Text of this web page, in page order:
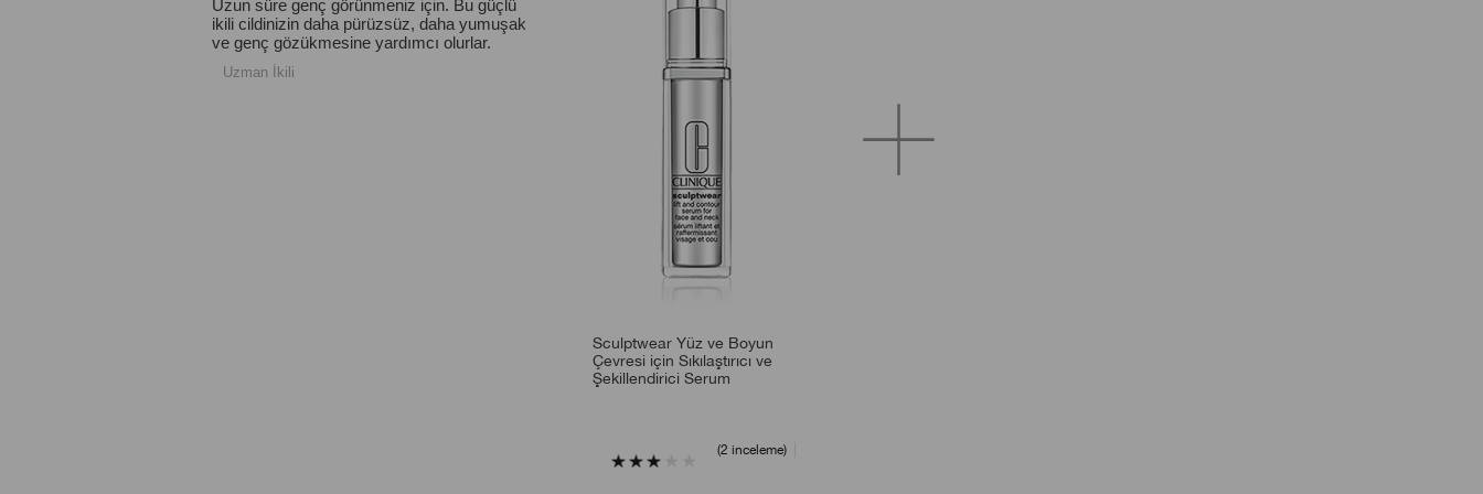
Uzun süre genç görünmeniz için. Bu güçlü
ikili cildinizin daha pürüzsüz, daha yumuşak
ve genç gözükmesine yardımcı olurlar.
Uzman İkili
Sculptwear Yüz ve Boyun
Çevresi için Sıkılaştırıcı ve
Şekillendirici Serum
2 inceleme